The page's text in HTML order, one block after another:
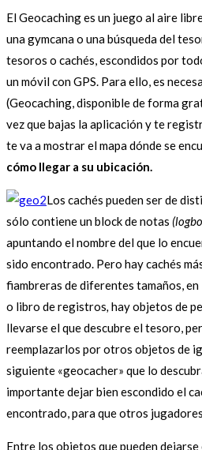
El Geocaching es un juego al aire
una gymcana o una búsqueda del
tesoros o cachés, escondidos por
un móvil con GPS. Para ello, es
(Geocaching, disponible de forma
vez que bajas la aplicación y te
te va a mostrar el mapa dónde se
cómo llegar a su ubicación.
Los cachés pueden ser de
sólo contiene un block de notas
apuntando el nombre del que lo
sido encontrado. Pero hay cachés
fiambreras de diferentes tamaños, en
o libro de registros, hay objetos de
llevarse el que descubre el tesoro,
reemplazarlos por otros objetos de
siguiente «geocacher» que lo
importante dejar bien escondido el
encontrado, para que otros
Entre los objetos que pueden